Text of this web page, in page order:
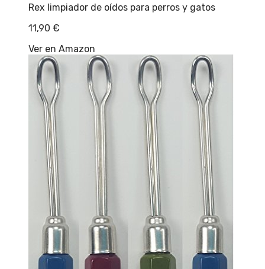
Rex limpiador de oídos para perros y gatos
11,90 €
Ver en Amazon